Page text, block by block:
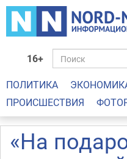
16+
ПОЛИТИКА
ПРОИСШЕСТВИЯ
«На